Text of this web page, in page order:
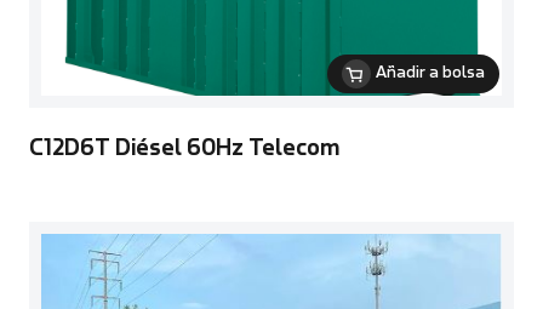
Añadir a bolsa
C12D6T Diésel 60Hz Telecom